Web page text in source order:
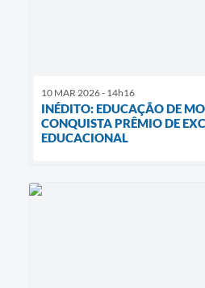
10 MAR 2026 - 14h16
INÉDITO: EDUCAÇÃO DE
CONQUISTA PRÊMIO DE
EDUCACIONAL